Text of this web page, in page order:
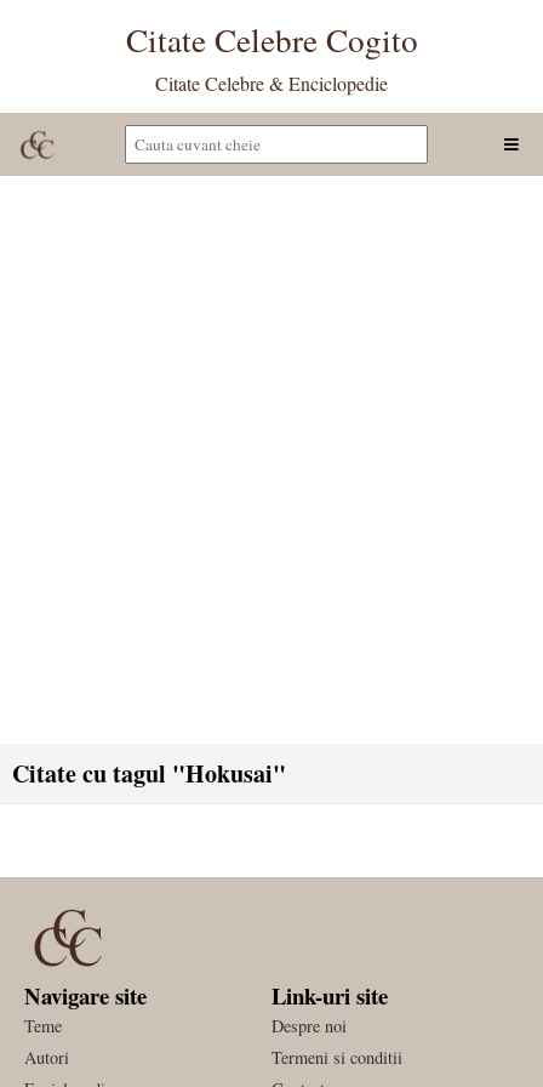
Citate Celebre Cogito
Citate Celebre & Enciclopedie
Citate cu tagul "Hokusai"
Navigare site
Teme
Autori
Link-uri site
Despre noi
Termeni si conditii